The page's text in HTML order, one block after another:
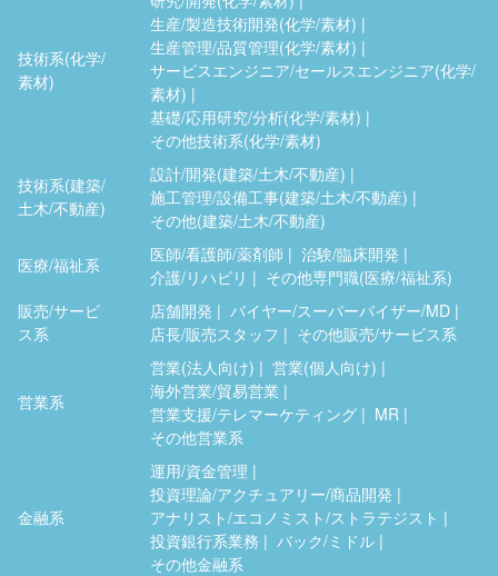
技術系(化学/
素材)
生産/製造技術開発(化学/素材)
生産管理/品質管理(化学/素材)
サービスエンジニア/セールスエンジニア(化学/
素材)
基礎/応用研究/分析(化学/素材)
その他技術系(化学/素材)
技術系(建築/
土木/不動産)
設計/開発(建築/土木/不動産)
施工管理/設備工事(建築/土木/不動産)
その他(建築/土木/不動産)
医療/福祉系
医師/看護師/薬剤師
治験/臨床開発
介護/リハビリ
その他専門職(医療/福祉系)
販売/サービ
ス系
店舗開発
バイヤー/スーパーバイザー/MD
店長/販売スタッフ
その他販売/サービス系
営業系
営業(法人向け)
営業(個人向け)
海外営業/貿易営業
営業支援/テレマーケティング
MR
その他営業系
金融系
運用/資金管理
投資理論/アクチュアリー/商品開発
アナリスト/エコノミスト/ストラテジスト
投資銀行系業務
バック/ミドル
その他金融系